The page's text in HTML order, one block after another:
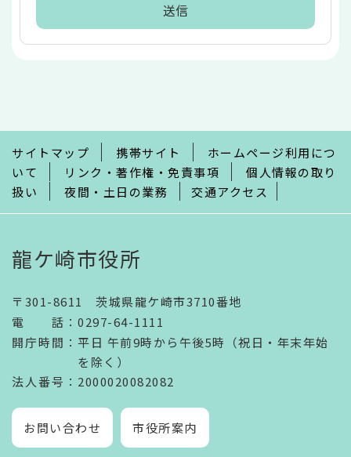
で
サイトマップ 携帯サイト
ホームページ利用につ
いて
リンク・著作権・免責事項
個人情報の取り
扱い
夜間・土日の業務 交通アクセス
龍ケ崎市役所
〒301-8611 茨城県龍ケ崎市3710番地
電話 ： 0297-64-1111
開庁時間 ： 平日 午前9時から午後5時（祝日・年末年始
を除く）
法人番号 ：2000020082082
お問い合わせ 市役所案内